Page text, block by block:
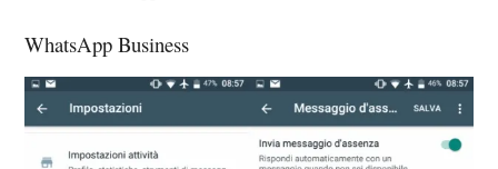
WhatsApp Business